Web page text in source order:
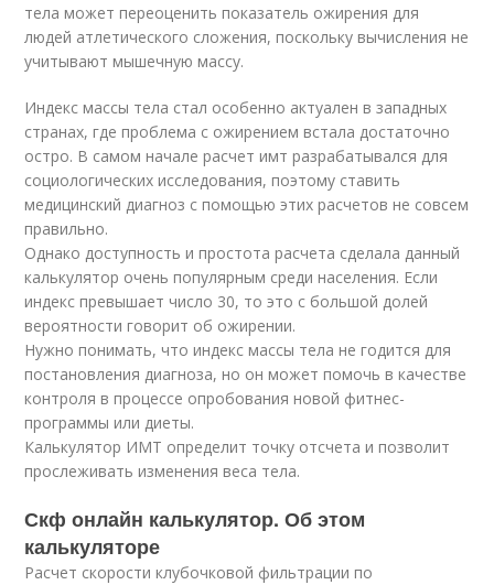
тела может переоценить показатель ожирения для
людей атлетического сложения, поскольку вычисления не
учитывают мышечную массу.
Индекс массы тела стал особенно актуален в западных
странах, где проблема с ожирением встала достаточно
остро. В самом начале расчет имт разрабатывался для
социологических исследования, поэтому ставить
медицинский диагноз с помощью этих расчетов не совсем
правильно.
Однако доступность и простота расчета сделала данный
калькулятор очень популярным среди населения. Если
индекс превышает число 30, то это с большой долей
вероятности говорит об ожирении.
Нужно понимать, что индекс массы тела не годится для
постановления диагноза, но он может помочь в качестве
контроля в процессе опробования новой фитнес-
программы или диеты.
Калькулятор ИМТ определит точку отсчета и позволит
прослеживать изменения веса тела.
Скф онлайн калькулятор. Об этом
калькуляторе
Расчет скорости клубочковой фильтрации по